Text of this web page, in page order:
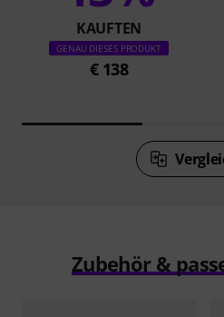
KAUFTEN
GENAU DIESES PRODUKT
€ 138
Zubehör &